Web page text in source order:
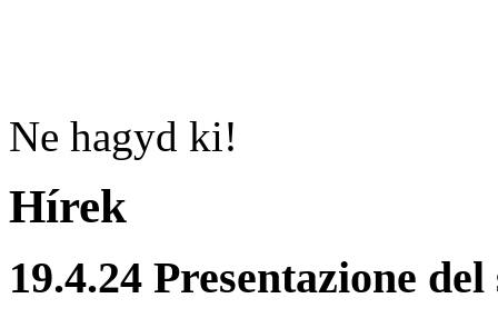
Ne hagyd ki!
Hírek
19.4.24 Presentazione